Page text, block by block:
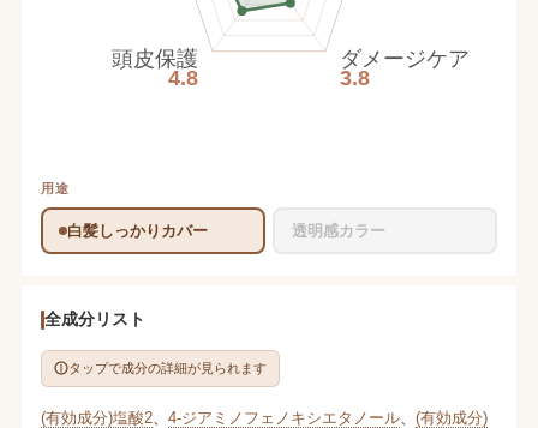
ダメージケア
3.8
頭皮保護
4.8
用途
白髪しっかりカバー 透明感カラー
全成分リスト
タップで成分の詳細が見られます
(有効成分)塩酸2、 4-ジアミノフェノキシエタノール、 (有効成分)